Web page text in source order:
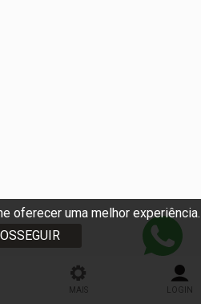
oferecer uma melhor experiência.
MAIS LOGIN